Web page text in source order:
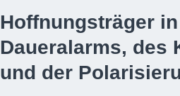
Hoffnungsträger
Daueralarms, des
und der